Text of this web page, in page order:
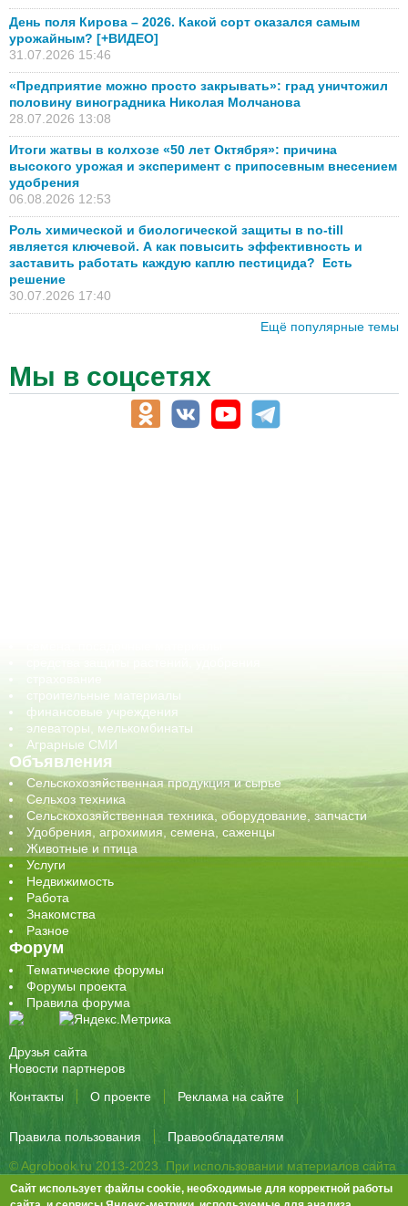
День поля Кирова – 2026. Какой сорт оказался самым
урожайным? [+ВИДЕО]
31.07.2026 15:46
«Предприятие можно просто закрывать»: град уничтожил
половину виноградника Николая Молчанова
28.07.2026 13:08
Итоги жатвы в колхозе «50 лет Октября»: причина
высокого урожая и эксперимент с припосевным внесением
удобрения
06.08.2026 12:53
Роль химической и биологической защиты в no-till
является ключевой. А как повысить эффективность и
заставить работать каждую каплю пестицида? Есть
решение
30.07.2026 17:40
Ещё популярные темы
Мы в соцсетях
строительные материалы
финансовые учреждения
элеваторы, мелькомбинаты
Аграрные СМИ
Объявления
Сельскохозяйственная продукция и сырье
Сельхоз техника
Сельскохозяйственная техника, оборудование, запчасти
Удобрения, агрохимия, семена, саженцы
Животные и птица
Услуги
Недвижимость
Работа
Знакомства
Разное
Форум
Тематические форумы
Форумы проекта
Правила форума
Друзья сайта
Новости партнеров
Контакты
О проекте Реклама на сайте
Правила пользования
Правообладателям
© Agrobook.ru 2013-2023. При использовании материалов сайта
активная ссылка на публикацию обязательна.
Сайт использует файлы cookie, необходимые для корректной работы